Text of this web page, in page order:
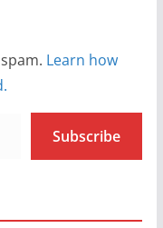
Learn how
Subscribe